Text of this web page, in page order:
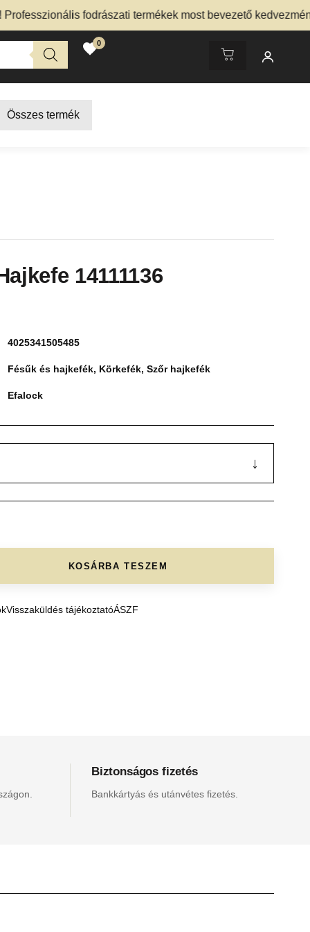
fodrászati termékek most bevezető
0
Összes termék
14111136
4025341505485
Fésűk és hajkefék, Körkefék, Szőr hajkefék
Efalock
↓
KOSÁRBA TESZEM
Visszaküldés tájékoztatóÁSZF
Biztonságos fizetés
Bankkártyás és utánvétes fizetés.